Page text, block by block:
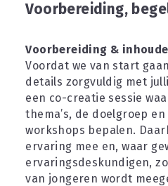
Voorbereiding,
Voorbereiding &
Voordat we van start
details zorgvuldig met
een co-creatie sessie
thema’s, de doelgroep
workshops bepalen.
ervaring mee en, waar
ervaringsdeskundigen,
van jongeren wordt